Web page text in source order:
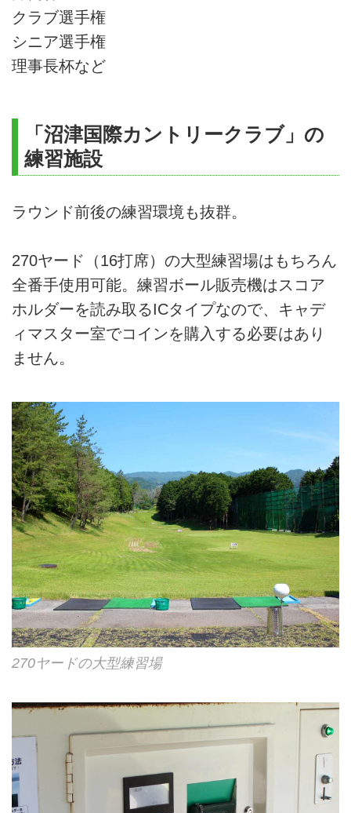
クラブ選手権
シニア選手権
理事長杯など
「沼津国際カントリークラブ」の
練習施設
ラウンド前後の練習環境も抜群。
270ヤード（16打席）の大型練習場はもちろん
全番手使用可能。練習ボール販売機はスコア
ホルダーを読み取るICタイプなので、キャデ
ィマスター室でコインを購入する必要はあり
ません。
270ヤードの大型練習場